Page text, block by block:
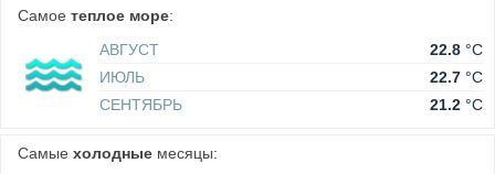
Самое теплое море:
АВГУСТ
22.8 °C
ИЮЛЬ
22.7 °C
СЕНТЯБРЬ
21.2 °C
Самые холодные месяцы: